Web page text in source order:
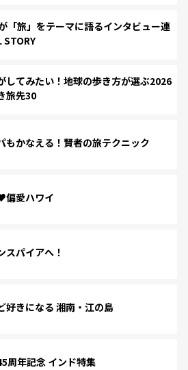
「旅」をテーマに語るインタビュー連
STORY
してみたい！地球の歩き方が選ぶ2026
旅先30
もかなえる！賢者の旅テクニック
偏愛ハワイ
スパイアへ！
好きになる 湘南・江の島
周年記念 インド特集